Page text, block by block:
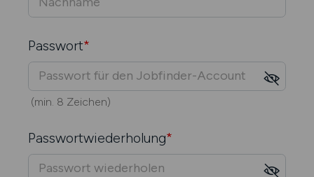
Passwort*
(min. 8 Zeichen)
Passwort­wiederholung*